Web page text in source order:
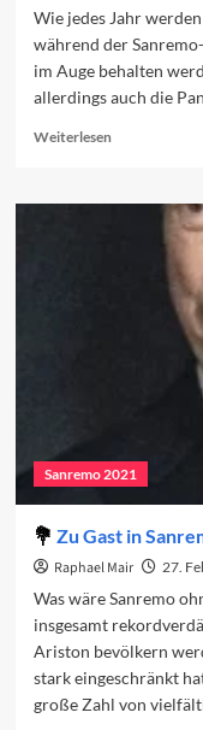
Wie jedes Jahr
während der
im Auge behalten
allerdings auch die
WeiterlesenRead
Sanremo 2021
Zu Gast in
Raphael Mair 27.
Was wäre Sanremo
insgesamt
Ariston bevölkern
stark eingeschränkt
große Zahl von